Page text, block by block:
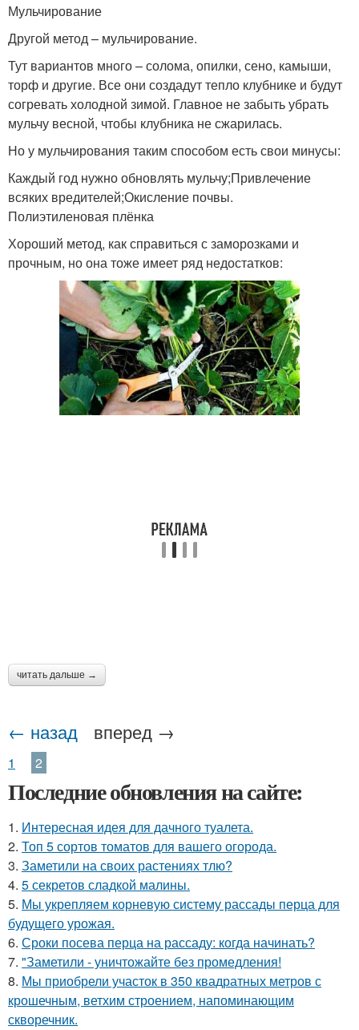
Чесночная шелуха
Тибетская настойка Чесночная водка
Настойки из чеснока Настойка на спирту
Настойка для
похудения
Настойка для очищения
Настойка против
холестерина
Медовая настойка
Мульчирование
Другой метод – мульчирование.
Тут вариантов много – солома, опилки, сено, камыши,
торф и другие. Все они создадут тепло клубнике и будут
согревать холодной зимой. Главное не забыть убрать
мульчу весной, чтобы клубника не сжарилась.
Но у мульчирования таким способом есть свои минусы:
Каждый год нужно обновлять мульчу;Привлечение
всяких вредителей;Окисление почвы.
Полиэтиленовая плёнка
Хороший метод, как справиться с заморозками и
прочным, но она тоже имеет ряд недостатков:
читать дальше →
← назад вперед →
1 2
Последние обновления на сайте:
1. Интересная идея для дачного туалета.
2. Топ 5 сортов томатов для вашего огорода.
3. Заметили на своих растениях тлю?
4. 5 секретов сладкой малины.
5. Мы укрепляем корневую систему рассады перца для
будущего урожая.
6. Сроки посева перца на рассаду: когда начинать?
7. "Заметили - уничтожайте без промедления!
8. Мы приобрели участок в 350 квадратных метров с
крошечным, ветхим строением, напоминающим
скворечник.